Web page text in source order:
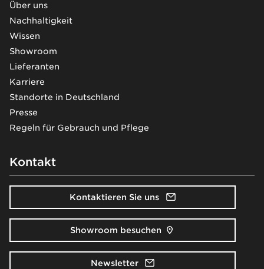
Über uns
Nachhaltigkeit
Wissen
Showroom
Lieferanten
Karriere
Standorte in Deutschland
Presse
Regeln für Gebrauch und Pflege
Kontakt
Kontaktieren Sie uns
Showroom besuchen
Newsletter